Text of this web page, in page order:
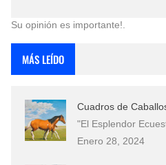
Su opinión es importante!.
MÁS LEÍDO
Cuadros de
"El Esplendor
Enero 28, 2024